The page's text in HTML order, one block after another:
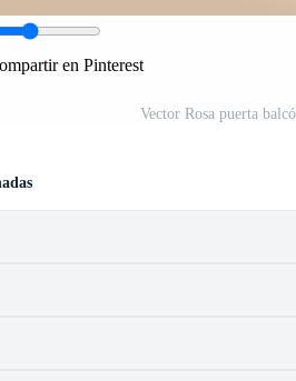
en Pinterest
Vector Rosa puerta